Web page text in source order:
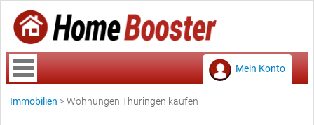
Mein Konto
Immobilien >Wohnungen Thüringen kaufen